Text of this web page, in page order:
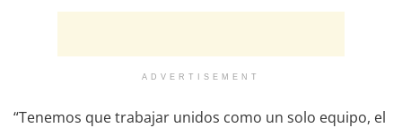
ADVERTISEMENT
“Tenemos que trabajar unidos como un solo equipo, el